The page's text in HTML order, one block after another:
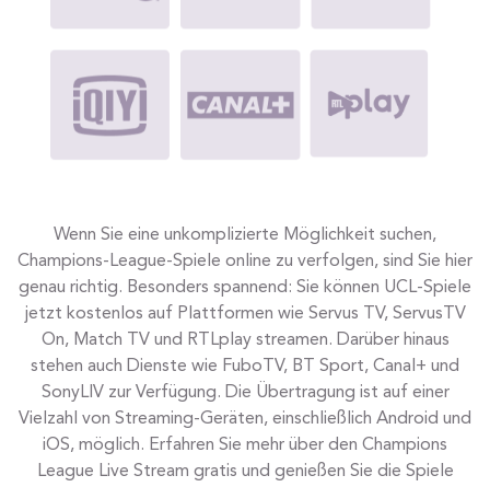
Wenn Sie eine unkomplizierte Möglichkeit suchen,
Champions-League-Spiele online zu verfolgen, sind Sie hier
genau richtig. Besonders spannend: Sie können UCL-Spiele
jetzt kostenlos auf Plattformen wie Servus TV, ServusTV
On, Match TV und RTLplay streamen. Darüber hinaus
stehen auch Dienste wie FuboTV, BT Sport, Canal+ und
SonyLIV zur Verfügung. Die Übertragung ist auf einer
Vielzahl von Streaming-Geräten, einschließlich Android und
iOS, möglich. Erfahren Sie mehr über den Champions
League Live Stream gratis und genießen Sie die Spiele